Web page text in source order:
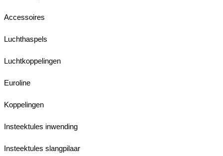
Accessoires
Luchthaspels
Luchtkoppelingen
Euroline
Koppelingen
Insteektules inwending
Insteektules slangpilaar